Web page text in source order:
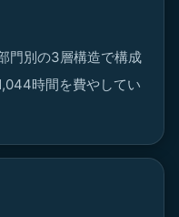
門別の3層構造で構成
時間を費やしてい